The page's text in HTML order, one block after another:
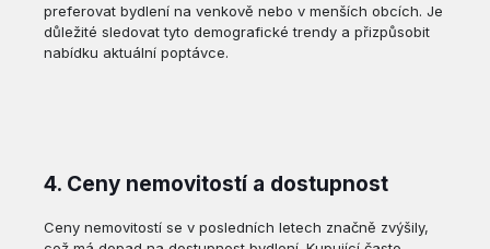
preferovat bydlení na venkově nebo v menších obcích. Je
důležité sledovat tyto demografické trendy a přizpůsobit
nabídku aktuální poptávce.
4. Ceny nemovitostí a dostupnost
Ceny nemovitostí se v posledních letech značně zvýšily,